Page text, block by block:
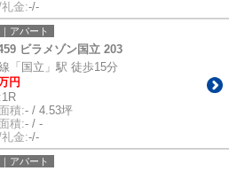
金:-/-
アパート
ビラメゾン国立 203
「国立」駅 徒歩15分
円
1R
積:- / 4.53坪
積:- / -
金:-/-
アパート